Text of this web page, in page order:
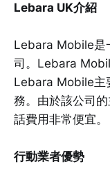
Lebara UK介紹
Lebara Mobile是
司。Lebara
Lebara Mobile主
務。由於該公司
話費用非常便宜。
行動業者優勢